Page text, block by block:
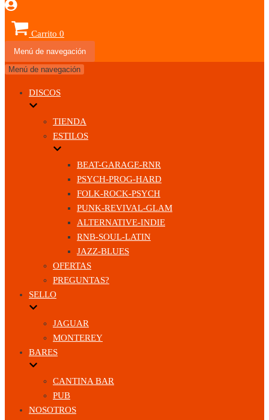
Carrito 0
Menú de navegación
Menú de navegación
DISCOS
TIENDA
ESTILOS
BEAT-GARAGE-RNR
PSYCH-PROG-HARD
FOLK-ROCK-PSYCH
PUNK-REVIVAL-GLAM
ALTERNATIVE-INDIE
RNB-SOUL-LATIN
JAZZ-BLUES
OFERTAS
PREGUNTAS?
SELLO
JAGUAR
MONTEREY
BARES
CANTINA BAR
PUB
NOSOTROS